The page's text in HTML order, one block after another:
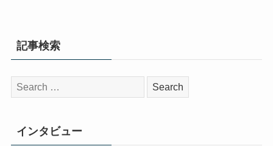
記事検索
検
索:
インタビュー